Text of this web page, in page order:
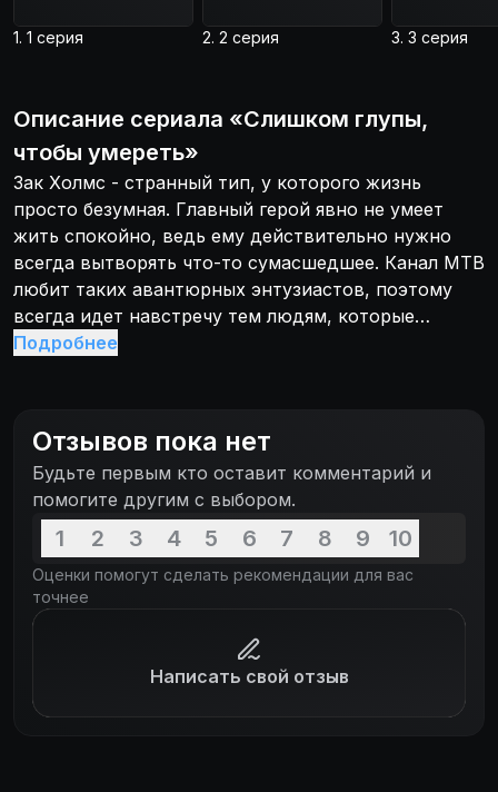
1. 1 серия 2. 2 серия 3. 3 серия
Описание сериала «Слишком глупы,
чтобы умереть»
Зак Холмс - странный тип, у которого жизнь
просто безумная. Главный герой явно не умеет
жить спокойно, ведь ему действительно нужно
всегда вытворять что-то сумасшедшее. Канал МТВ
любит таких авантюрных энтузиастов, поэтому
всегда идет навстречу тем людям, которые
продвигают столь странные и весьма
издевательствах над собой и над окружающими.
Порой даже простое общение Зака заводит его
собеседников в жуткий тупняк и непонимание
происходящего. В общем и целом, будет весело!
Вы готовы к настоящему безумию?
Подробнее
Отзывов пока нет
Будьте первым кто оставит комментарий и
помогите другим с выбором.
1 2 3 4 5 6 7 8 9 10
Оценки помогут сделать рекомендации для вас
точнее
Написать свой отзыв